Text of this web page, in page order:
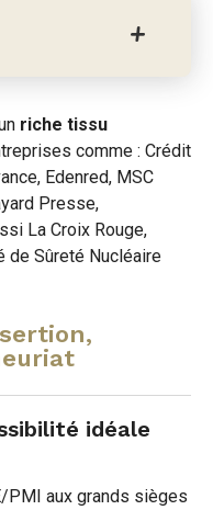
riche tissu
comme : Crédit
Edenred, MSC
Presse,
La Croix Rouge,
de Sûreté Nucléaire
idéale
PMI aux grands sièges